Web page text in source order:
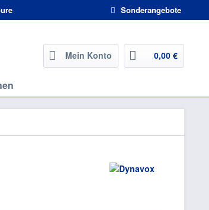
Sonderangebote
Mein Konto 0,00 €